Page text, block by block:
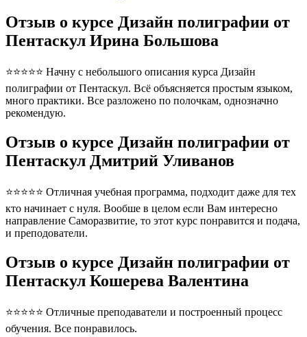
Отзыв о курсе Дизайн полиграфии от
Пентаскул Ирина Большова
⭐⭐⭐⭐⭐ Начну с небольшого описания курса Дизайн
полиграфии от Пентаскул. Всё объясняется простым языком,
много практики. Все разложено по полочкам, однозначно
рекомендую.
Отзыв о курсе Дизайн полиграфии от
Пентаскул Дмитрий Уливанов
⭐⭐⭐⭐⭐ Отличная учебная программа, подходит даже для тех
кто начинает с нуля. Вообше в целом если Вам интересно
направление Саморазвитие, то этот курс понравится и подача,
и преподователи.
Отзыв о курсе Дизайн полиграфии от
Пентаскул Кошерева Валентина
⭐⭐⭐⭐⭐ Отличные преподаватели и построенный процесс
обучения. Все понравилось.